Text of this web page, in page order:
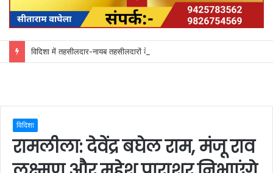
विदिशा
रामलीला: देवेंद्र बघेल राम, मंजू राव